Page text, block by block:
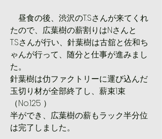
昼食の後、渋沢のT.Sさんが来てくれ
たので、広葉樹の薪割りはNさんと
T.Sさんが行い、針葉樹は古舘と佐和ち
ゃんが行って、随分と仕事が進みまし
た。
針葉樹は仂ファクトリーに運び込んだ
玉切り材が全部終了し、薪束1束
（No.125 ）
半ができ、広葉樹の薪もラック半分位
は完了しました。